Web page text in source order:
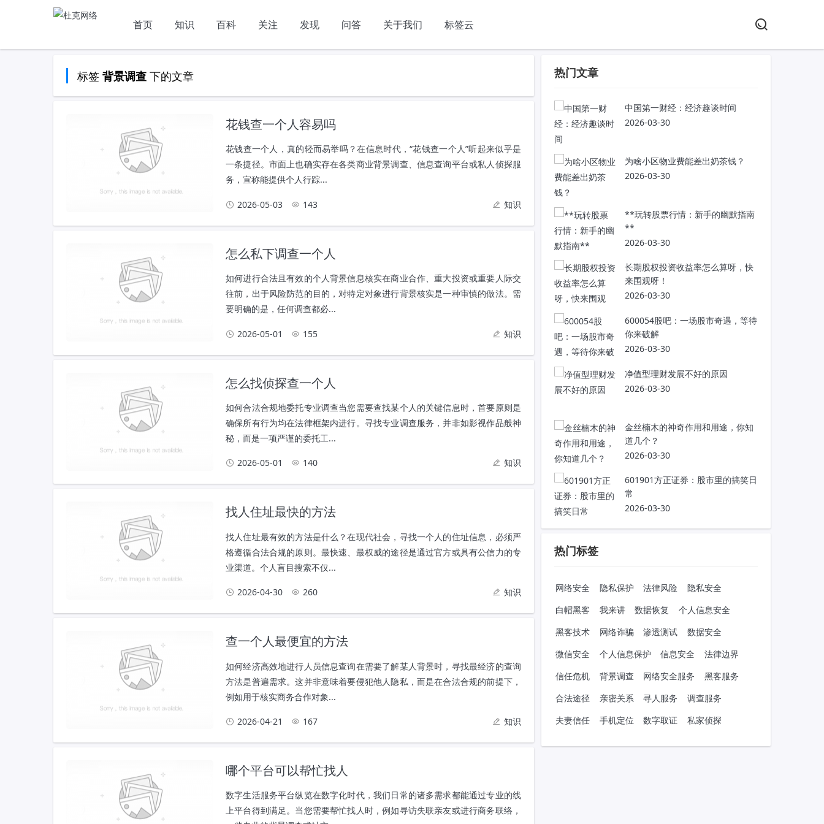
首页 知识 百科 关注 发现 问答 关于我们 标签云
标签背景调查下的文章
花钱查一个人容易吗
花钱查一个人，真的轻而易举吗？在信息时代，“花钱查一个人”听起来似乎是
一条捷径。市面上也确实存在各类商业背景调查、信息查询平台或私人侦探服
务，宣称能提供个人行踪...
2026-05-03 143 知识
怎么私下调查一个人
如何进行合法且有效的个人背景信息核实在商业合作、重大投资或重要人际交
往前，出于风险防范的目的，对特定对象进行背景核实是一种审慎的做法。需
要明确的是，任何调查都必...
2026-05-01 155 知识
怎么找侦探查一个人
如何合法合规地委托专业调查当您需要查找某个人的关键信息时，首要原则是
确保所有行为均在法律框架内进行。寻找专业调查服务，并非如影视作品般神
秘，而是一项严谨的委托工...
2026-05-01 140 知识
找人住址最快的方法
找人住址最有效的方法是什么？在现代社会，寻找一个人的住址信息，必须严
格遵循合法合规的原则。最快速、最权威的途径是通过官方或具有公信力的专
业渠道。个人盲目搜索不仅...
2026-04-30 260 知识
查一个人最便宜的方法
如何经济高效地进行人员信息查询在需要了解某人背景时，寻找最经济的查询
方法是普遍需求。这并非意味着要侵犯他人隐私，而是在合法合规的前提下，
例如用于核实商务合作对象...
2026-04-21 167 知识
哪个平台可以帮忙找人
数字生活服务平台纵览在数字化时代，我们日常的诸多需求都能通过专业的线
上平台得到满足。当您需要帮忙找人时，例如寻访失联亲友或进行商务联络，
热门文章
中国第一财经：经济趣谈时间
2026-03-30
为啥小区物业费能差出奶茶钱？
2026-03-30
**玩转股票行情：新手的幽默指南
**
2026-03-30
长期股权投资收益率怎么算呀，快
来围观呀！
2026-03-30
600054股吧：一场股市奇遇，等待
你来破解
2026-03-30
净值型理财发展不好的原因
2026-03-30
金丝楠木的神奇作用和用途，你知
道几个？
2026-03-30
601901方正证券：股市里的搞笑日
常
2026-03-30
热门标签
网络安全 隐私保护 法律风险
隐私安全
白帽黑客
我来讲 数据恢复
个人信息安全
黑客技术
网络诈骗 渗透测试
数据安全
微信安全
个人信息保护 信息安全
法律边界
信任危机
背景调查 网络安全服务
黑客服务
合法途径
亲密关系 寻人服务
调查服务
夫妻信任
手机定位 数字取证 私家侦探